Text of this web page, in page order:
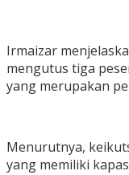
Irmaizar
mengutus tiga
yang merupakan
Menurutnya,
yang memiliki